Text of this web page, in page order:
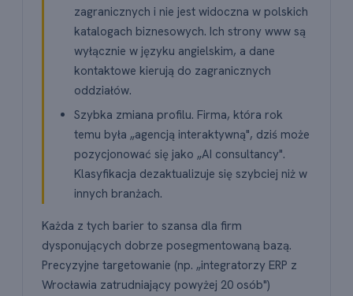
zagranicznych i nie jest widoczna w polskich
katalogach biznesowych. Ich strony www są
wyłącznie w języku angielskim, a dane
kontaktowe kierują do zagranicznych
oddziałów.
Szybka zmiana profilu. Firma, która rok
temu była „agencją interaktywną", dziś może
pozycjonować się jako „AI consultancy".
Klasyfikacja dezaktualizuje się szybciej niż w
innych branżach.
Każda z tych barier to szansa dla firm
dysponujących dobrze posegmentowaną bazą.
Precyzyjne targetowanie (np. „integratorzy ERP z
Wrocławia zatrudniający powyżej 20 osób")